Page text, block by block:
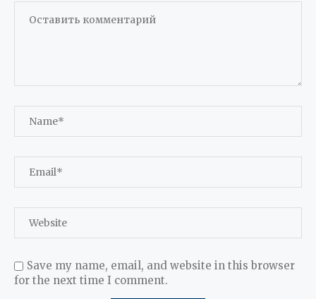
Save my name, email, and website in this browser
for the next time I comment.